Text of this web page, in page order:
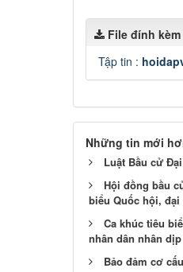
File đính kèm
Tập tin :
Những tin mới
Luật Bầu cử
Hội đồng bầu
biểu Quốc hội,
Ca khúc tiêu
nhân dân nhân
Bảo đảm cơ